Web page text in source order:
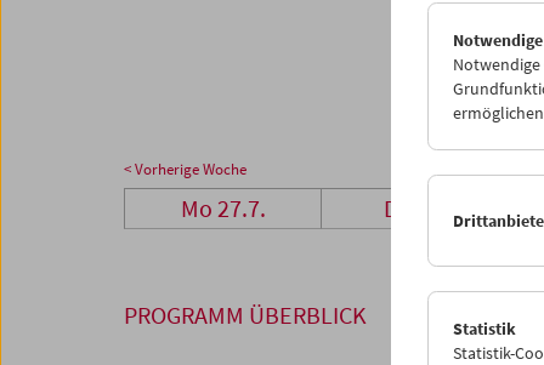
03
< Vorherige Woche
Mo 27.7. Di 28.7.
PROGRAMM ÜBERBLICK
Notwendige
Statistik
Statistik-